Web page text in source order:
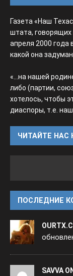
Газета «Наш
штата, говорящих
апреля 2000 года
какой она
«...на нашей
либо (партии,
хотелось, чтобы
диаспоры, т.е.
ЧИТАЙТЕ НАС
ПОСЛЕДНИЕ
SAVVA ON